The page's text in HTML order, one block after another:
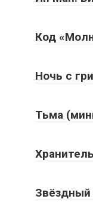
Код
Ночь с
Тьма
Звёздный